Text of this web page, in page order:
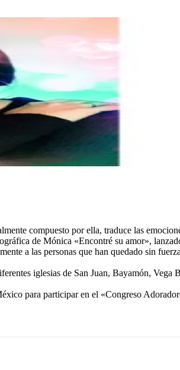
compuesto por ella, traduce las
de Mónica «Encontré su amor»,
a las personas que han quedado sin
iglesias de San Juan, Bayamón, Vega
para participar en el «Congreso